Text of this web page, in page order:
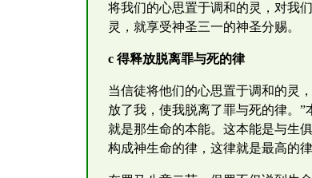
将我们的心思置于调和的灵，对我
灵，就享受神圣三一的神圣分赐。
c 得释放脱离罪与死的律
当信徒将他们的心思置于调和的灵
放了我，使我脱离了罪与死的律。
就是那生命的本能。这本能是与生
构成神生命的律，这律就是最高的律